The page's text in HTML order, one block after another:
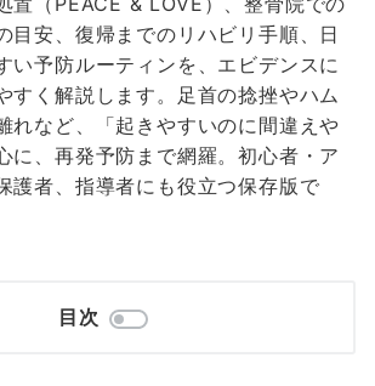
目安、復帰までのリハビリ手順、日
い予防ルーティンを、エビデンスに
すく解説します。足首の捻挫やハム
れなど、「起きやすいのに間違えや
に、再発予防まで網羅。初心者・ア
護者、指導者にも役立つ保存版で
目次